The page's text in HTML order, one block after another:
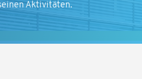
Aktivitäten.